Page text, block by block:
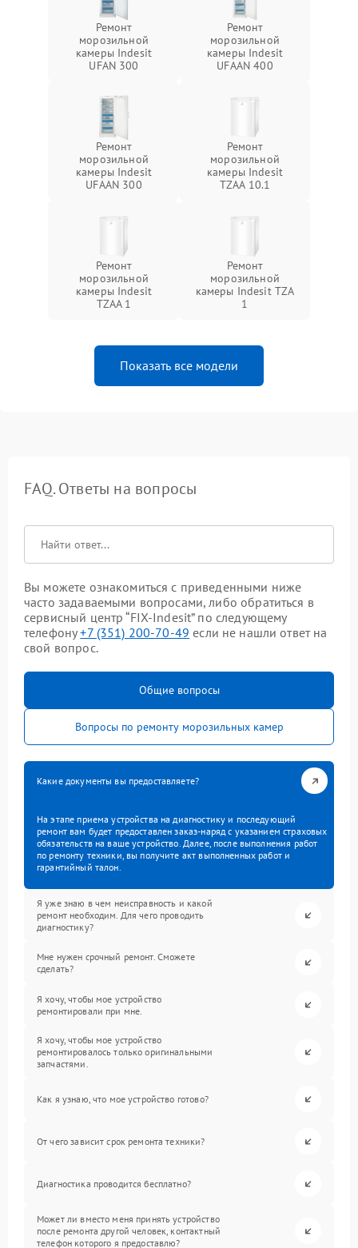
Ремонт
морозильной
камеры Indesit
UFAN 300
Ремонт
морозильной
камеры Indesit
UFAAN 400
Ремонт
морозильной
камеры Indesit
UFAAN 300
Ремонт
морозильной
камеры Indesit
TZAA 10.1
Ремонт
морозильной
камеры Indesit
TZAA 1
Ремонт
морозильной
камеры Indesit TZA
1
Показать все модели
FAQ. Ответы на вопросы
Вы можете ознакомиться с приведенными ниже
часто задаваемыми вопросами, либо обратиться в
сервисный центр “FIX-Indesit” по следующему
телефону+7 (351) 200-70-49 если не нашли ответ на
свой вопрос.
Общие вопросы
Вопросы по ремонту морозильных камер
Какие документы вы предоставляете?
На этапе приема устройства на диагностику и последующий
ремонт вам будет предоставлен заказ-наряд с указанием страховых
обязательств на ваше устройство. Далее, после выполнения работ
по ремонту техники, вы получите акт выполненных работ и
гарантийный талон.
Я уже знаю в чем неисправность и какой
ремонт необходим. Для чего проводить
диагностику?
Мне нужен срочный ремонт. Сможете
сделать?
Я хочу, чтобы мое устройство
ремонтировали при мне.
Я хочу, чтобы мое устройство
ремонтировалось только оригинальными
запчастями.
Как я узнаю, что мое устройство готово?
От чего зависит срок ремонта техники?
Диагностика проводится бесплатно?
Может ли вместо меня принять устройство
после ремонта другой человек, контактный
телефон которого я предоставлю?